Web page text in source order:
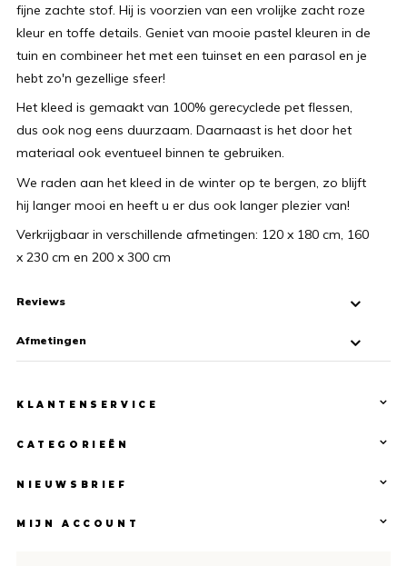
fijne zachte stof. Hij is voorzien van een vrolijke zacht roze
kleur en toffe details. Geniet van mooie pastel kleuren in de
tuin en combineer het met een tuinset en een parasol en je
hebt zo'n gezellige sfeer!
Het kleed is gemaakt van 100% gerecyclede pet flessen,
dus ook nog eens duurzaam. Daarnaast is het door het
materiaal ook eventueel binnen te gebruiken.
We raden aan het kleed in de winter op te bergen, zo blijft
hij langer mooi en heeft u er dus ook langer plezier van!
Verkrijgbaar in verschillende afmetingen: 120 x 180 cm, 160
x 230 cm en 200 x 300 cm
Reviews
Afmetingen
KLANTENSERVICE
CATEGORIEËN
NIEUWSBRIEF
MIJN ACCOUNT